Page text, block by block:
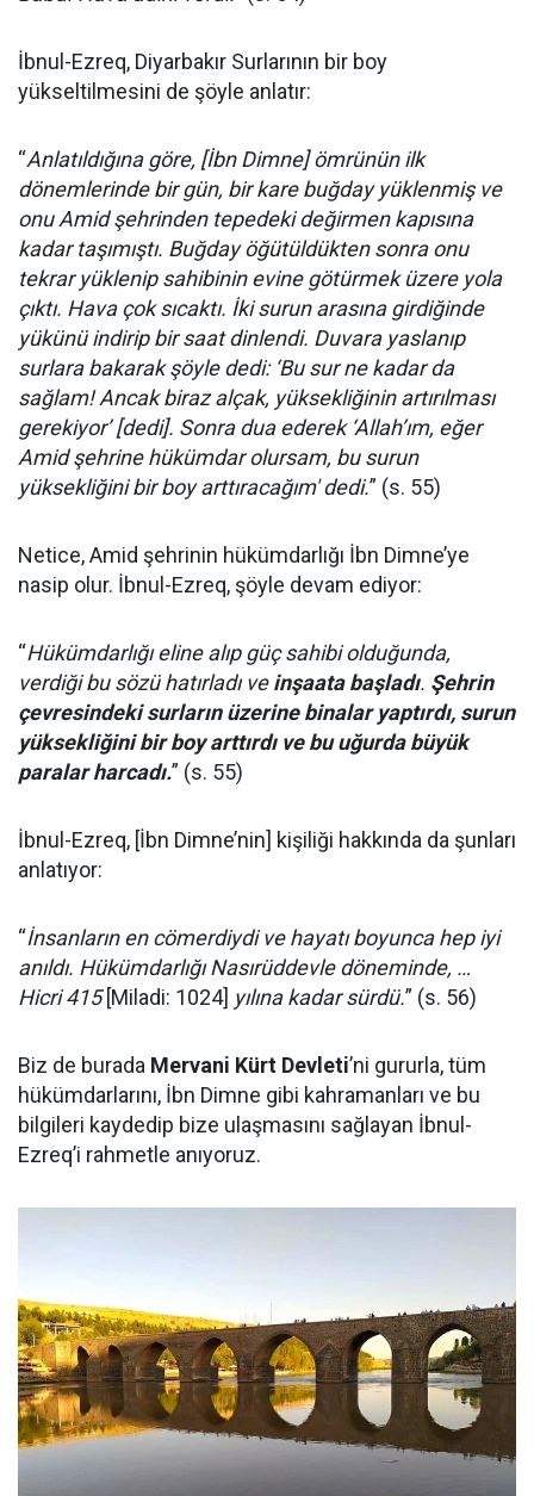
İbnul-Ezreq, Diyarbakır Surlarının bir boy
yükseltilmesini de şöyle anlatır:
“Anlatıldığına göre, [İbn Dimne] ömrünün ilk
dönemlerinde bir gün, bir kare buğday yüklenmiş ve
onu Amid şehrinden tepedeki değirmen kapısına
kadar taşımıştı. Buğday öğütüldükten sonra onu
tekrar yüklenip sahibinin evine götürmek üzere yola
çıktı. Hava çok sıcaktı. İki surun arasına girdiğinde
yükünü indirip bir saat dinlendi. Duvara yaslanıp
surlara bakarak şöyle dedi: ‘Bu sur ne kadar da
sağlam! Ancak biraz alçak, yüksekliğinin artırılması
gerekiyor’ [dedi]. Sonra dua ederek ‘Allah’ım, eğer
Amid şehrine hükümdar olursam, bu surun
yüksekliğini bir boy arttıracağım' dedi.” (s. 55)
Netice, Amid şehrinin hükümdarlığı İbn Dimne’ye
nasip olur. İbnul-Ezreq, şöyle devam ediyor:
“Hükümdarlığı eline alıp güç sahibi olduğunda,
verdiği bu sözü hatırladı veinşaata başladı. Şehrin
çevresindeki surların üzerine binalar yaptırdı, surun
yüksekliğini bir boy arttırdı ve bu uğurda büyük
paralar harcadı.” (s. 55)
İbnul-Ezreq, [İbn Dimne’nin] kişiliği hakkında da şunları
anlatıyor:
“İnsanların en cömerdiydi ve hayatı boyunca hep iyi
anıldı. Hükümdarlığı Nasırüddevle döneminde, …
Hicri 415[Miladi: 1024] yılına kadar sürdü.” (s. 56)
Biz de burada Mervani Kürt Devleti’ni gururla, tüm
hükümdarlarını, İbn Dimne gibi kahramanları ve bu
bilgileri kaydedip bize ulaşmasını sağlayan İbnul-
Ezreq’i rahmetle anıyoruz.